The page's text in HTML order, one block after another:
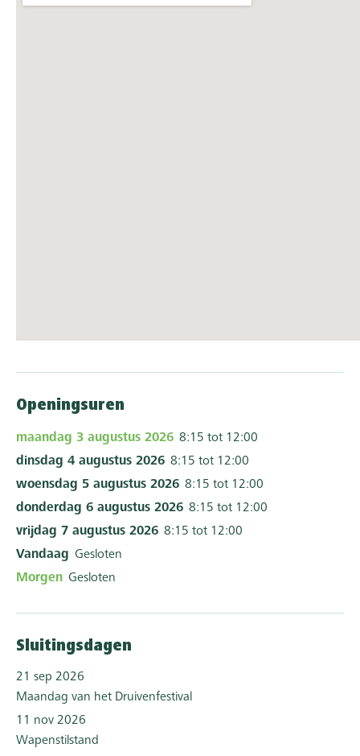
Openingsuren
maandag 3 augustus 2026 8:15 tot 12:00
dinsdag 4 augustus 2026 8:15 tot 12:00
woensdag 5 augustus 2026 8:15 tot 12:00
donderdag 6 augustus 2026 8:15 tot 12:00
vrijdag 7 augustus 2026 8:15 tot 12:00
Vandaag Gesloten
Morgen Gesloten
Sluitingsdagen
21 sep 2026
Maandag van het Druivenfestival
11 nov 2026
Wapenstilstand